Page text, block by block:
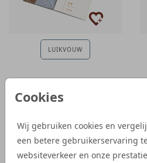
Cookies
Wij gebruiken cookies en
een betere gebruikerservaring
websiteverkeer en onze
LUIKVOUW